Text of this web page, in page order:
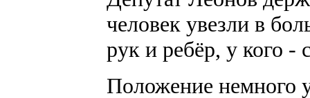
человек увезли в
рук и ребёр, у кого -
Положение немного